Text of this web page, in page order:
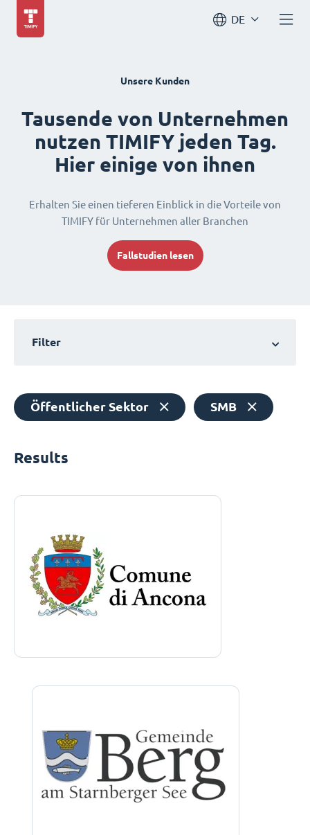
DE
Unsere Kunden
Tausende von Unternehmen
nutzen TIMIFY jeden Tag.
Hier einige von ihnen
Erhalten Sie einen tieferen Einblick in die Vorteile von
TIMIFY für Unternehmen aller Branchen
Fallstudien lesen
Filter
Öffentlicher Sektor SMB
Results